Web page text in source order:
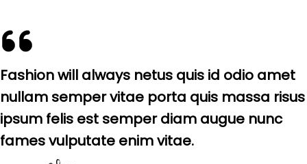
Fashion will always netus quis id odio amet
nullam semper vitae porta quis massa risus
ipsum felis est semper diam augue nunc
fames vulputate enim vitae.​